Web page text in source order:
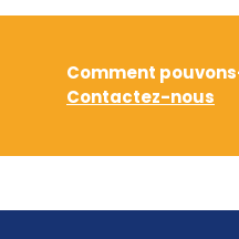
Comment
Contactez-nous